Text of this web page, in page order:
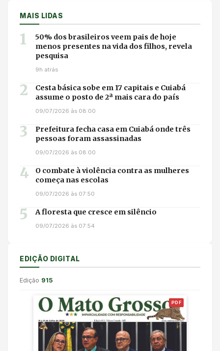
MAIS LIDAS
1
50% dos brasileiros veem pais de hoje
menos presentes na vida dos filhos, revela
pesquisa
9h atrás
2
Cesta básica sobe em 17 capitais e Cuiabá
assume o posto de 2ª mais cara do país
09/07/2026 às 08:00
3
Prefeitura fecha casa em Cuiabá onde três
pessoas foram assassinadas
09/07/2026 às 08:00
4
O combate à violência contra as mulheres
começa nas escolas
09/07/2026 às 07:50
5 A floresta que cresce em silêncio
09/07/2026 às 07:54
EDIÇÃO DIGITAL
Edição 915
PDF